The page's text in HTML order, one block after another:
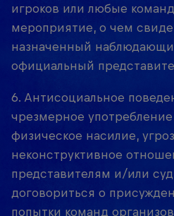
игроков или любые
мероприятие, о чем
назначенный
официальный
6. Антисоциальное
чрезмерное
физическое насилие,
неконструктивное
представителям и/или
договориться о
попытки команд